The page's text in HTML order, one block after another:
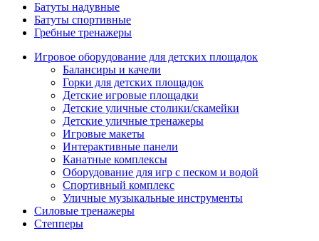
Батуты надувные
Батуты спортивные
Гребные тренажеры
Игровое оборудование для детских площадок
Балансиры и качели
Горки для детских площадок
Детские игровые площадки
Детские уличные столики/скамейки
Детские уличные тренажеры
Игровые макеты
Интерактивные панели
Канатные комплексы
Оборудование для игр с песком и водой
Спортивный комплекс
Уличные музыкальные инструменты
Силовые тренажеры
Степперы